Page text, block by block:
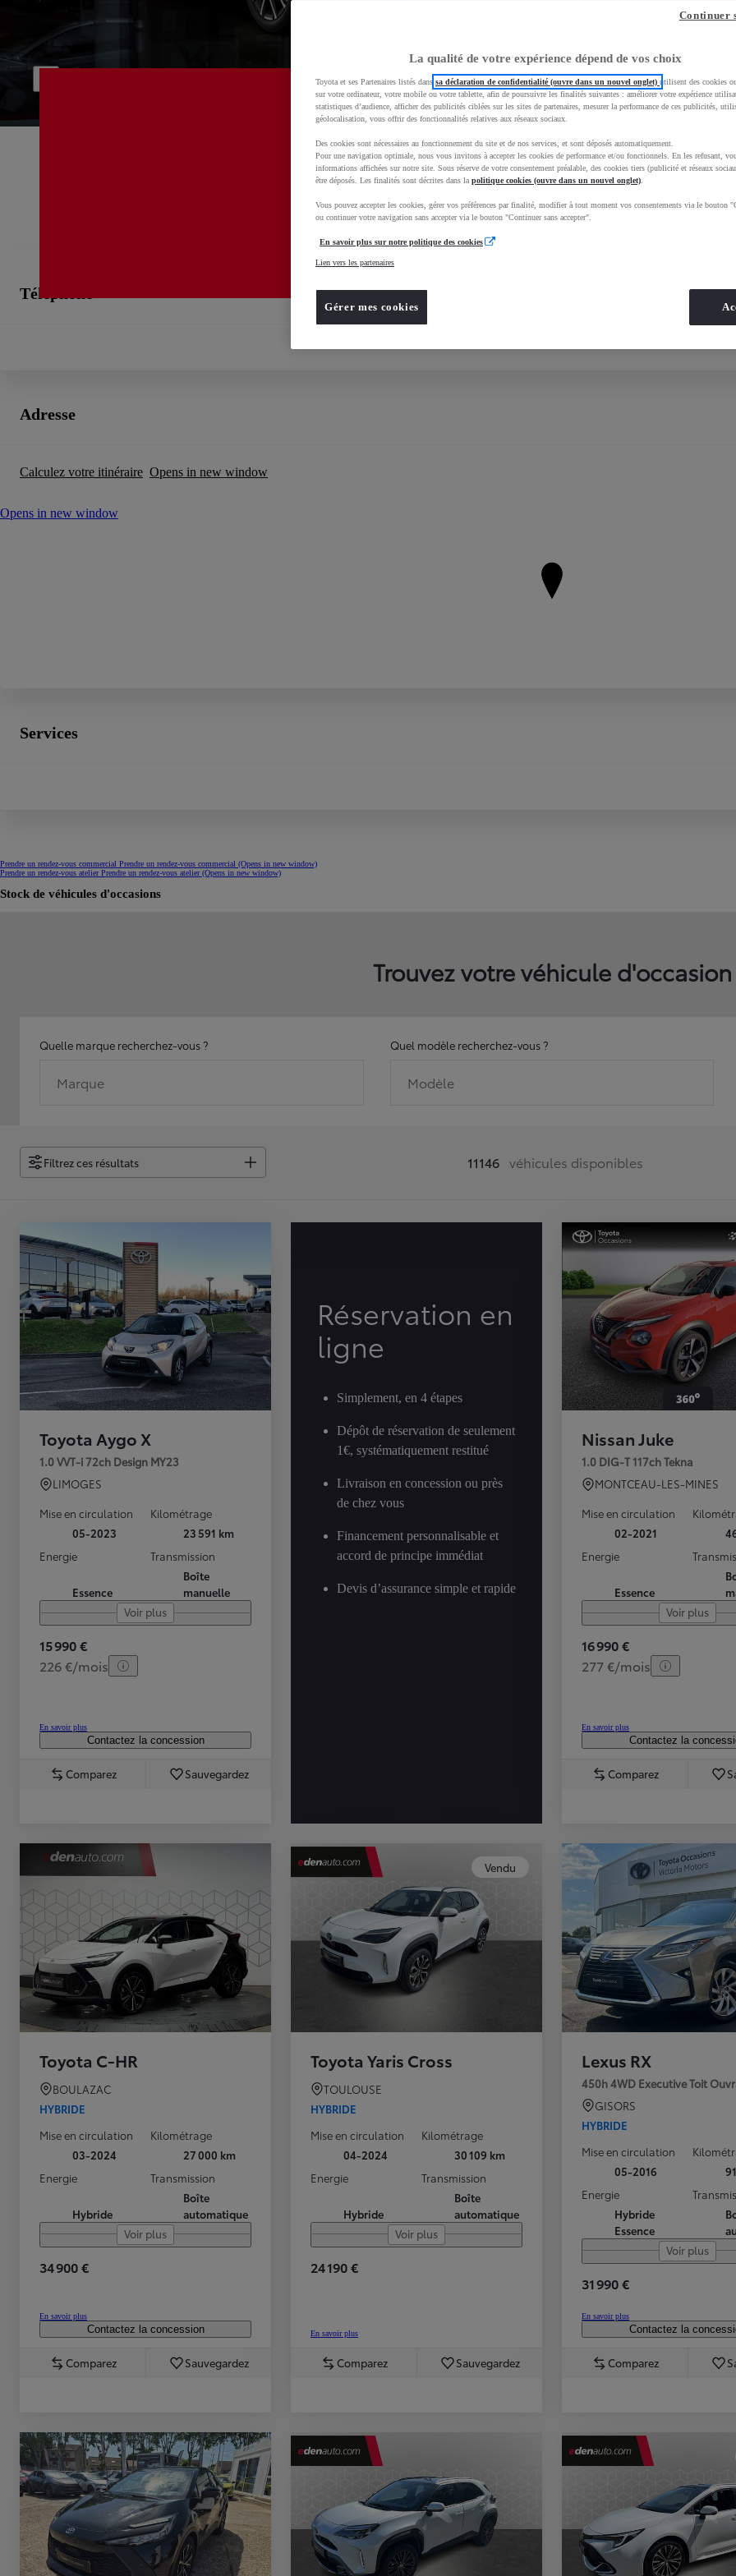
Nouvelle Yaris Cross
HYBRIDE
Disponible prochainement
Disponible rapidement
Bienvenue chez
Nos informations
Téléphone
Adresse
Calculez votre itinéraire Opens in new window
Opens in new window
Services
Prendre un rendez-vous commercial Prendre un rendez-vous commercial (Opens in new window)
Prendre un rendez-vous atelierPrendre un rendez-vous atelier(Opens in new window)
Stock de véhicules d'occasions
Trouvez votre véhicule d'occasion
Quelle marque recherchez-vous ?
Marque
Quel modèle recherchez-vous ?
Modèle
Filtrez ces résultats 11146 véhicules disponibles
Toyota Aygo X
1.0 VVT-i 72ch Design MY23
LIMOGES
Mise en circulation
05-2023
Kilométrage
23 591 km
Energie
Essence
Transmission
Boîte
manuelle
Voir plus
15 990 €
226 €/mois
En savoir plus
Contactez la concession
Comparez Sauvegardez
Réservation en
ligne
Simplement, en 4 étapes
Dépôt de réservation de seulement
1€, systématiquement restitué
Livraison en concession ou près
de chez vous
Financement personnalisable et
accord de principe immédiat
Devis d’assurance simple et rapide
Nissan Juke
1.0 DIG-T 117ch Tekna
MONTCEAU-LES-MINES
Mise en circulation
02-2021
Energie
Essence
Voir plus
16 990 €
277 €/mois
En savoir plus
Contactez la
Comparez
Toyota C-HR
BOULAZAC
HYBRIDE
Mise en circulation
03-2024
Kilométrage
27 000 km
Energie
Hybride
Transmission
Boîte
automatique
Voir plus
34 900 €
En savoir plus
Contactez la concession
Comparez Sauvegardez
Vendu
Toyota Yaris Cross
TOULOUSE
HYBRIDE
Mise en circulation
04-2024
Kilométrage
30 109 km
Energie
Hybride
Transmission
Boîte
automatique
Voir plus
24 190 €
En savoir plus
Comparez Sauvegardez
Lexus RX
450h 4WD Executive Toit
GISORS
HYBRIDE
Mise en circulation
05-2016
Energie
Hybride
Essence
Voir plus
31 990 €
En savoir plus
Contactez la
Comparez
La qualité de votre expérience dépend de vos choix
Toyota et ses Partenaires listés dans sa déclaration de confidentialité (ouvre dans un nouvel onglet) utilisent des cookies
sur votre ordinateur, votre mobile ou votre tablette, afin de poursuivre les finalités suivantes : améliorer votre expérience
statistiques d’audience, afficher des publicités ciblées sur les sites de partenaires, mesurer la performance de ces publicités,
géolocalisation, vous offrir des fonctionnalités relatives aux réseaux sociaux.
Des cookies sont nécessaires au fonctionnement du site et de nos services, et sont déposés automatiquement.
Pour une navigation optimale, nous vous invitons à accepter les cookies de performance et/ou fonctionnels. En les refusant,
informations affichées sur notre site. Sous réserve de votre consentement préalable, des cookies tiers (publicité et réseaux
être déposés. Les finalités sont décrites dans la politique cookies (ouvre dans un nouvel onglet)
Vous pouvez accepter les cookies, gérer vos préférences par finalité, modifier à tout moment vos consentements via le bouton
ou continuer votre navigation sans accepter via le bouton "Continuer sans accepter".
En savoir plus sur notre politique des cookies
Lien vers les partenaires
Gérer mes cookies
Continuer